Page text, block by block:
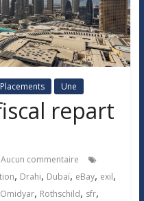
Placements Une
repart
Aucun commentaire
, Drahi, Dubaï, eBay, exil,
Omidyar, Rothschild, sfr,